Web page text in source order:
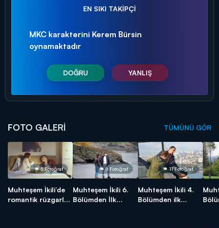
EN SIKI TAKİPÇİ
MKC karakterini Kerem Bürsin
oynamaktadır
DOĞRU YANLIŞ
FOTO GALERİ TÜMÜNÜ GÖR
5 Fotoğraf
Muhteşem İkili’de
romantik rüzgarlar
8 Fotoğraf
Muhteşem İkili 6.
Bölümden İlk
11 Fotoğraf
Muhteşem İkili 4.
Bölümden ilk